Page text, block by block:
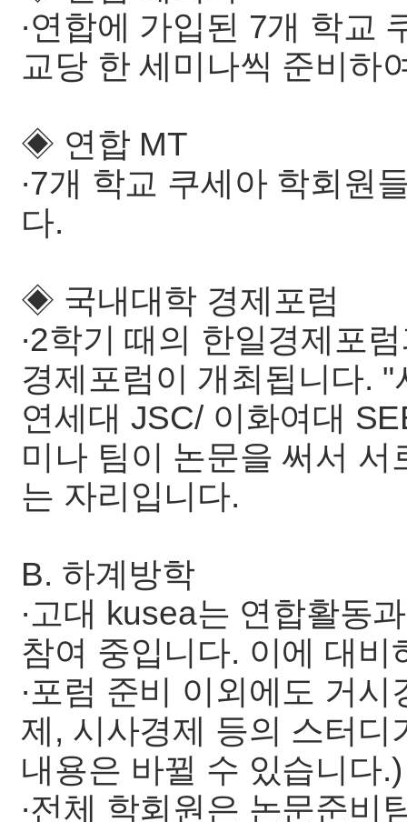
∙연합에 가입된 7개 학교
교당 한 세미나씩 준비하
◈ 연합 MT
∙7개 학교 쿠세아 학회원
다.
◈ 국내대학 경제포럼
∙2학기 때의 한일경제포
경제포럼이 개최됩니다.
연세대 JSC/ 이화여대
미나 팀이 논문을 써서
는 자리입니다.
B. 하계방학
∙고대 kusea는 연합활동
참여 중입니다. 이에 대
∙포럼 준비 이외에도 거
제, 시사경제 등의 스터디
내용은 바뀔 수 있습니다.)
∙전체 학회원은 논문준비